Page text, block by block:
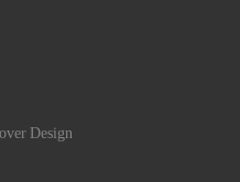
Design